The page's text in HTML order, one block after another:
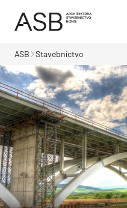
ASB Stavebníctvo